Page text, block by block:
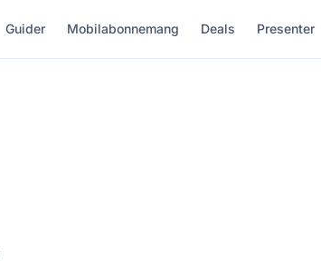
Guider Mobilabonnemang Deals Presenter